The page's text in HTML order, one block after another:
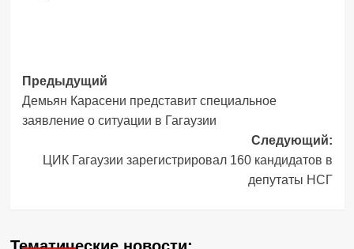
Навигация
записи
Предыдущий
Демьян Карасени представит специальное
заявление о ситуации в Гагаузии
Следующий:
ЦИК Гагаузии зарегистрировал 160 кандидатов в
депутаты НСГ